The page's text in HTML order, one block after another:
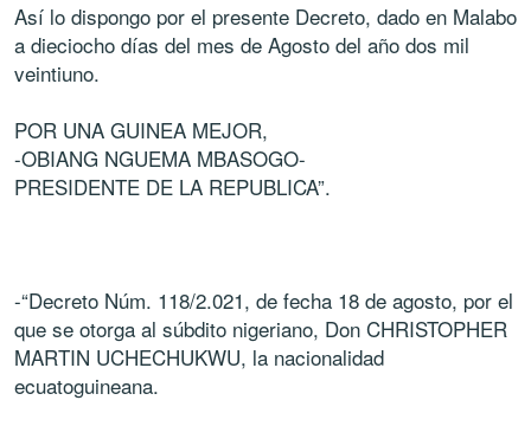
Así lo dispongo por el presente Decreto, dado en Malabo
a dieciocho días del mes de Agosto del año dos mil
veintiuno.
POR UNA GUINEA MEJOR,
-OBIANG NGUEMA MBASOGO-
PRESIDENTE DE LA REPUBLICA”.
-“Decreto Núm. 118/2.021, de fecha 18 de agosto, por el
que se otorga al súbdito nigeriano, Don CHRISTOPHER
MARTIN UCHECHUKWU, la nacionalidad
ecuatoguineana.